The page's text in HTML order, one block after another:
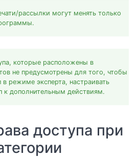
рассылки могут менять только
которые расположены в
не предусмотрены для того, чтобы
в режиме эксперта, настраивать
к дополнительным действиям.
доступа при